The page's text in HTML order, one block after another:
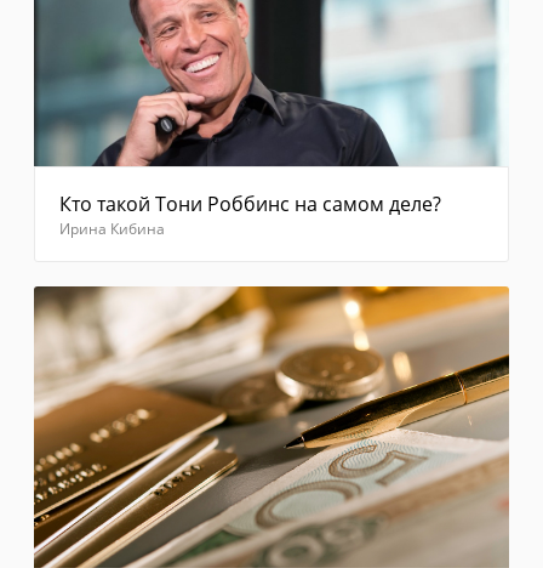
сообщение
приходит,
выберите
"Отправить
повторно"
Отправить
Кто такой Тони Роббинс на самом деле?
Ирина Кибина